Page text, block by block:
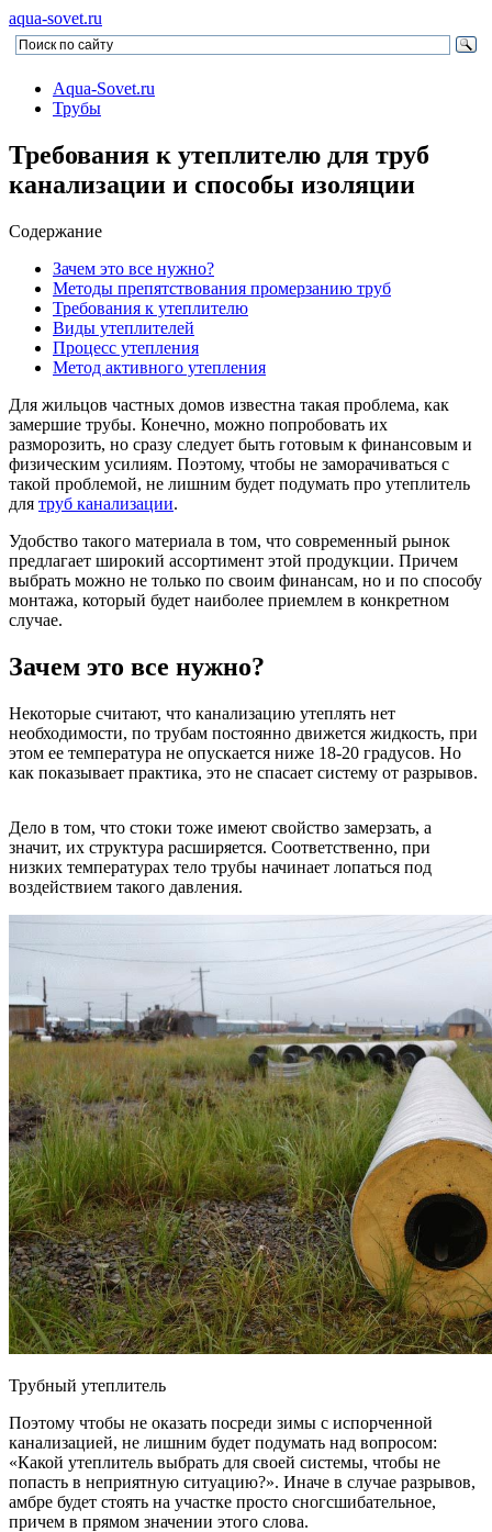
aqua-sovet.ru
Aqua-Sovet.ru
Трубы
Требования к утеплителю для труб
канализации и способы изоляции
Содержание
Зачем это все нужно?
Методы препятствования промерзанию труб
Требования к утеплителю
Виды утеплителей
Процесс утепления
Метод активного утепления
Для жильцов частных домов известна такая проблема, как
замершие трубы. Конечно, можно попробовать их
разморозить, но сразу следует быть готовым к финансовым и
физическим усилиям. Поэтому, чтобы не заморачиваться с
такой проблемой, не лишним будет подумать про утеплитель
для труб канализации.
Удобство такого материала в том, что современный рынок
предлагает широкий ассортимент этой продукции. Причем
выбрать можно не только по своим финансам, но и по способу
монтажа, который будет наиболее приемлем в конкретном
случае.
Зачем это все нужно?
Некоторые считают, что канализацию утеплять нет
необходимости, по трубам постоянно движется жидкость, при
этом ее температура не опускается ниже 18-20 градусов. Но
как показывает практика, это не спасает систему от разрывов.
Дело в том, что стоки тоже имеют свойство замерзать, а
значит, их структура расширяется. Соответственно, при
низких температурах тело трубы начинает лопаться под
воздействием такого давления.
Трубный утеплитель
Поэтому чтобы не оказать посреди зимы с испорченной
канализацией, не лишним будет подумать над вопросом:
«Какой утеплитель выбрать для своей системы, чтобы не
попасть в неприятную ситуацию?». Иначе в случае разрывов,
амбре будет стоять на участке просто сногсшибательное,
причем в прямом значении этого слова.